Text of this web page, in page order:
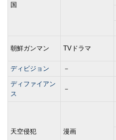
国
朝鮮ガンマン TVドラマ
ディビジョン －
ディファイアン
ス
－
天空侵犯 漫画